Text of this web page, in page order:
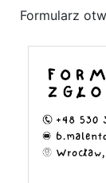
Formularz